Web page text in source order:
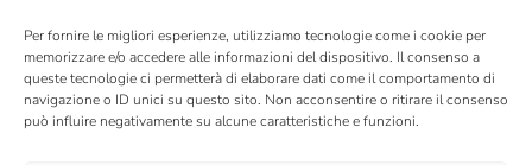
Per fornire le migliori esperienze, utilizziamo tecnologie come i cookie per
memorizzare e/o accedere alle informazioni del dispositivo. Il consenso a
queste tecnologie ci permetterà di elaborare dati come il comportamento di
navigazione o ID unici su questo sito. Non acconsentire o ritirare il consenso
può influire negativamente su alcune caratteristiche e funzioni.
Portfolio
AGRICOMs.r.l.
via Montalbano 65 51100 Case Nuove di Masiano (PT) | codice